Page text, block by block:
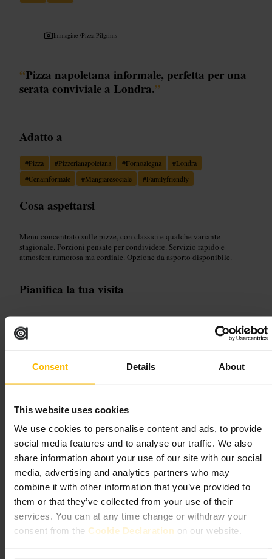
Consent Details About
This website uses cookies
We use cookies to personalise content and ads, to provide
social media features and to analyse our traffic. We also
share information about your use of our site with our social
media, advertising and analytics partners who may
combine it with other information that you’ve provided to
them or that they’ve collected from your use of their
services. You can at any time change or withdraw your
consent from the Cookie Declaration on our website.
Immagine /Pizza Pilgrims
“Pizza napoletana informale, perfetta per una
serata conviviale a Londra.”
Adatto a
#Pizza #Pizzerianapoletana #Fornoalegna #Londra
#Cenainformale #Mangiaresociale #Familyfriendly
Cosa aspettarsi
Menu concentrato sulle pizze, con classici e qualche variante
stagionale. Porzioni pensate per condividere. Servizio rapido e
atmosfera rumorosa ma cordiale. Opzione da asporto disponibile.
Pianifica la tua visita
Vai in gruppo per provare più gusti. Ordina alcune pizze da dividere e
aggiungi uno o due contorni per varietà. Se sei di fretta scegli l'asporto.
Porta bambini, il locale è adatto alle famiglie ma resta vivace.
google&utm_medium=local&utm_campaign=gbplisting
Bengal Village - Best of Brick Lane
Ristorazione e bevande•Ristorante
4,7
4,7
Immagine / OpenTable
“Sapori del Bengala a Brick Lane ”